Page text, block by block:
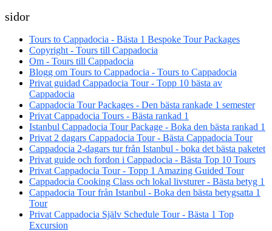
sidor
Tours to Cappadocia - Bästa 1 Bespoke Tour Packages
Copyright - Tours till Cappadocia
Om - Tours till Cappadocia
Blogg om Tours to Cappadocia - Tours to Cappadocia
Privat guidad Cappadocia Tour - Topp 10 bästa av
Cappadocia
Cappadocia Tour Packages - Den bästa rankade 1 semester
Privat Cappadocia Tours - Bästa rankad 1
Istanbul Cappadocia Tour Package - Boka den bästa rankad 1
Privat 2 dagars Cappadocia Tour - Bästa Cappadocia Tour
Cappadocia 2-dagars tur från Istanbul - boka det bästa paketet
Privat guide och fordon i Cappadocia - Bästa Top 10 Tours
Privat Cappadocia Tour - Topp 1 Amazing Guided Tour
Cappadocia Cooking Class och lokal livsturer - Bästa betyg 1
Cappadocia Tour från Istanbul - Boka den bästa betygsatta 1
Tour
Privat Cappadocia Själv Schedule Tour - Bästa 1 Top
Excursion